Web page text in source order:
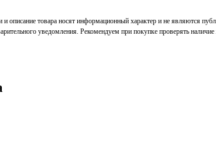
и описание товара носят информационный характер и не являются
уведомления. Рекомендуем при покупке проверять